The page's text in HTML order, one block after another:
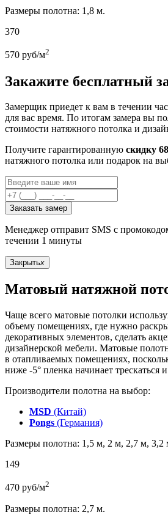
Размеры полотна: 1,8 м.
370
570 руб/м2
Закажите бесплатный
Замерщик приедет к вам в течении
для вас время. По итогам замера вы
стоимости натяжного потолка и
Получите гарантированную скидку
натяжного потолка или подарок на
Заказать замер
Менеджер отправит SMS с
течении 1 минуты
Закрытьx
Матовый натяжной
Чаще всего матовые потолки
объему помещениях, где нужно
декоративных элементов, сделать
дизайнерской мебели. Матовые
в отапливаемых помещениях,
ниже -5° пленка начинает трескаться
Производители полотна на выбор:
MSD (Китай)
Pongs (Германия)
Размеры полотна: 1,5 м, 2 м, 2,7 м, 3,2
149
470 руб/м2
Размеры полотна: 2,7 м.